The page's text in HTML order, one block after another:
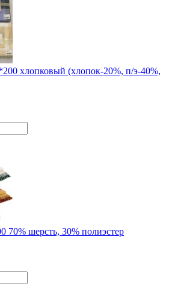
хлопковый (хлопок-20%, п/э-40%,
шерсть, 30% полиэстер